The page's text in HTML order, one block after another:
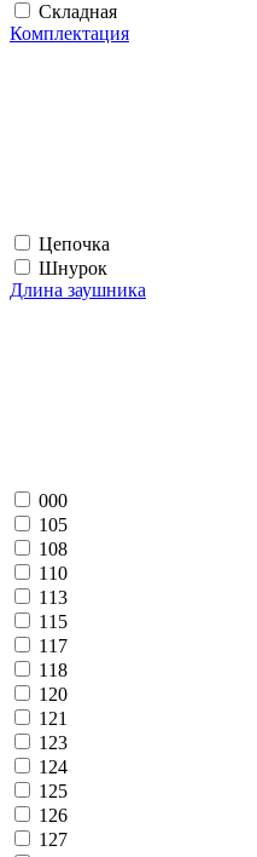
Складная
Комплектация
Цепочка
Шнурок
Длина заушника
000
105
108
110
113
115
117
118
120
121
123
124
125
126
127